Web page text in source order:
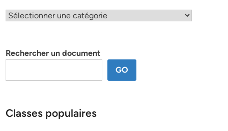
Classification
Rechercher un document
GO
Classes populaires